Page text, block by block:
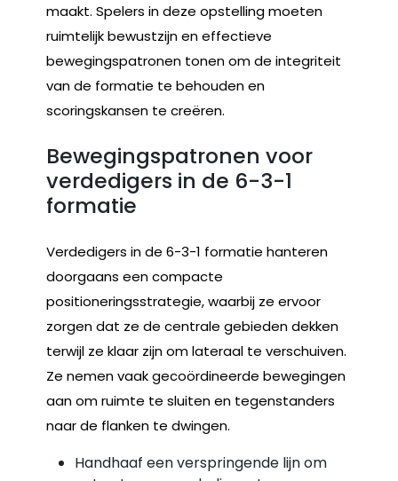
maakt. Spelers in deze opstelling moeten
ruimtelijk bewustzijn en effectieve
bewegingspatronen tonen om de integriteit
van de formatie te behouden en
scoringskansen te creëren.
Bewegingspatronen voor
verdedigers in de 6-3-1
formatie
Verdedigers in de 6-3-1 formatie hanteren
doorgaans een compacte
positioneringsstrategie, waarbij ze ervoor
zorgen dat ze de centrale gebieden dekken
terwijl ze klaar zijn om lateraal te verschuiven.
Ze nemen vaak gecoördineerde bewegingen
aan om ruimte te sluiten en tegenstanders
naar de flanken te dwingen.
Handhaaf een verspringende lijn om